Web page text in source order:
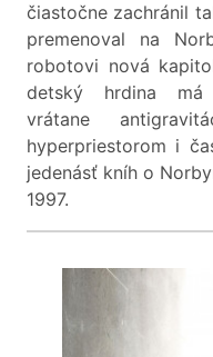
čiastočne zachránil
premenoval na
robotovi nová
detský hrdina má
vrátane
hyperpriestorom i
jedenásť kníh o
1997.